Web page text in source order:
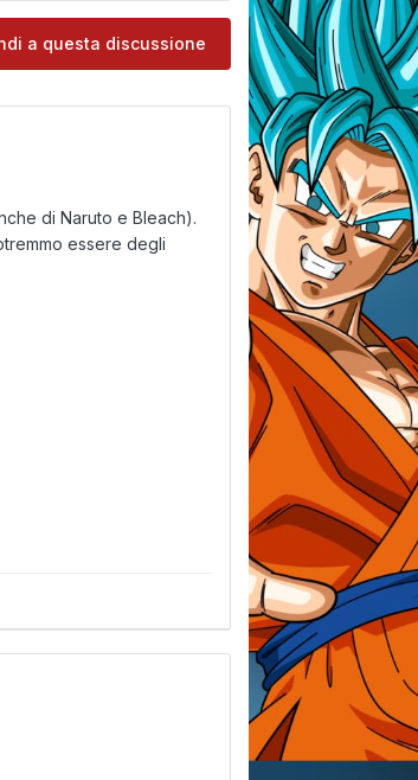
a questa discussione
di Naruto e Bleach).
essere degli